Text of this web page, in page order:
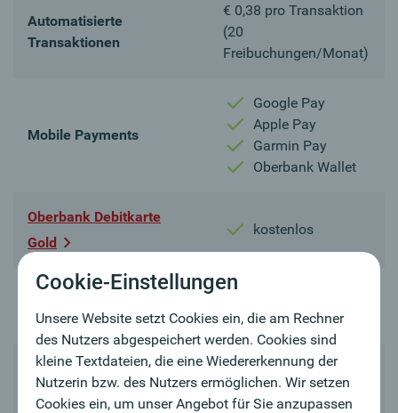
Automatisierte
Transaktionen
€ 0,38 pro Transaktion
(20
Freibuchungen/Monat)
Mobile Payments
Google Pay
Apple Pay
Garmin Pay
Oberbank Wallet
Oberbank Debitkarte
Gold
kostenlos
Oberbank Mastercard
Klassik Kreditkarte*
be green Sparkonto
(Kontoführung)
kostenlos
Cookie-Einstellungen
Unsere Website setzt Cookies ein, die am Rechner
des Nutzers abgespeichert werden. Cookies sind
kleine Textdateien, die eine Wiedererkennung der
Nutzerin bzw. des Nutzers ermöglichen. Wir setzen
Cookies ein, um unser Angebot für Sie anzupassen